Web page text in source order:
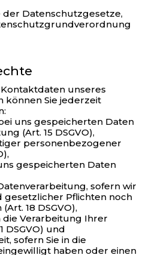
der Datenschutzgesetze,
unseres
können Sie jederzeit
uns gespeicherten Daten
(Art. 15 DSGVO),
personenbezogener
gespeicherten Daten
sofern wir
gesetzlicher Pflichten noch
18 DSGVO),
Verarbeitung Ihrer
DSGVO) und
sofern Sie in die
haben oder einen